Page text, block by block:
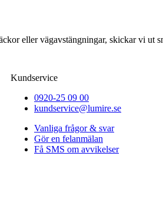
eller vägavstängningar, skickar vi
Kundservice
0920-25 09 00
kundservice@lumire.se
Vanliga frågor & svar
Gör en felanmälan
Få SMS om avvikelser